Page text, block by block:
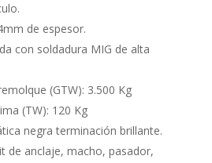
de espesor.
con soldadura MIG de alta
(GTW): 3.500 Kg
(TW): 120 Kg
negra terminación brillante.
de anclaje, macho, pasador,